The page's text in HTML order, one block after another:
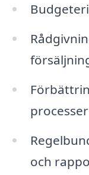
processer
och